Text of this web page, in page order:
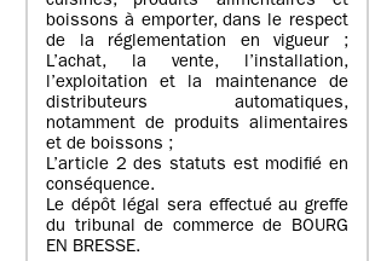
boissons à emporter, dans le respect
de la réglementation en vigueur ;
L’achat, la vente, l’installation,
l’exploitation et la maintenance de
distributeurs automatiques,
notamment de produits alimentaires
et de boissons ;
L’article 2 des statuts est modifié en
conséquence.
Le dépôt légal sera effectué au greffe
du tribunal de commerce de BOURG
EN BRESSE.